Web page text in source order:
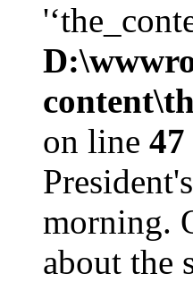
on line 47
morning.
about the